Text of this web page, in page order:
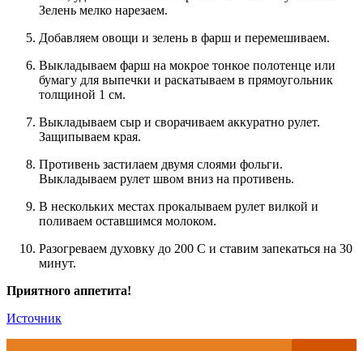
Зелень мелко нарезаем.
Добавляем овощи и зелень в фарш и перемешиваем.
Выкладываем фарш на мокрое тонкое полотенце или
бумагу для выпечки и раскатываем в прямоугольник
толщиной 1 см.
Выкладываем сыр и сворачиваем аккуратно рулет.
Защипываем края.
Противень застилаем двумя слоями фольги.
Выкладываем рулет швом вниз на противень.
В нескольких местах прокалываем рулет вилкой и
поливаем оставшимся молоком.
Разогреваем духовку до 200 С и ставим запекаться на 30
минут.
Приятного аппетита!
Источник